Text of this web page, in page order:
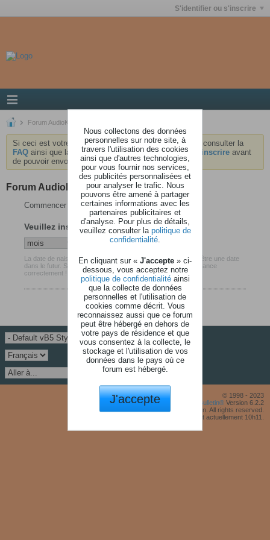
S'identifier ou s'inscrire
Forum AudioKeys
Si ceci est votre première visite, nous vous invitons à consulter la
FAQ ainsi que la chartedu forum . Vous devrez vous inscrire avant
de pouvoir envoyer des messages.
Forum AudioKeys
Commencer votre inscription
Veuillez insérer votre date de naissance
La date de naissance que vous avez renseigné ne peut pas être une date
dans le futur. Soyez certain d'avoir inséré votre date de naissance
correctement !
© 1998 - 2023
Powered by
vBulletin® Version 6.2.2
Copyright © 2026 MH Sub I, LLC dba vBulletin. All rights reserved.
Fuseau horaire GMT +1. Il est actuellement 10h11.
Nous collectons des données
personnelles sur notre site, à
travers l'utilisation des cookies
ainsi que d'autres technologies,
pour vous fournir nos services,
des publicités personnalisées et
pour analyser le trafic. Nous
pouvons être amené à partager
certaines informations avec les
partenaires publicitaires et
d'analyse. Pour plus de détails,
veuillez consulter la politique de
confidentialité
En cliquant sur « J'accepte » ci-
dessous, vous acceptez notre
politique de confidentialitéainsi
que la collecte de données
personnelles et l'utilisation de
cookies comme décrit. Vous
reconnaissez aussi que ce forum
peut être hébergé en dehors de
votre pays de résidence et que
vous consentez à la collecte, le
stockage et l'utilisation de vos
données dans le pays où ce
forum est hébergé.
J'accepte